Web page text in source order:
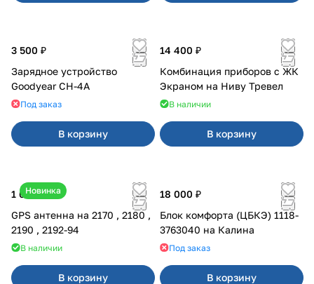
3 500 ₽
Зарядное устройство
Goodyear CH-4A
Под заказ
В корзину
14 400 ₽
Комбинация приборов с ЖК
Экраном на Ниву Тревел
В наличии
В корзину
Новинка
1 600 ₽
GPS антенна на 2170 , 2180 ,
2190 , 2192-94
В наличии
В корзину
18 000 ₽
Блок комфорта (ЦБКЭ) 1118-
3763040 на Калина
Под заказ
В корзину